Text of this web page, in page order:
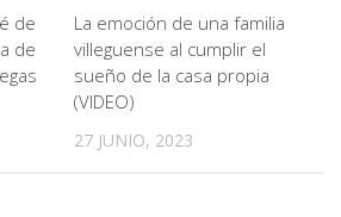
de
de
La emoción de una familia
villeguense al cumplir el
sueño de la casa propia
(VIDEO)
27 JUNIO, 2023